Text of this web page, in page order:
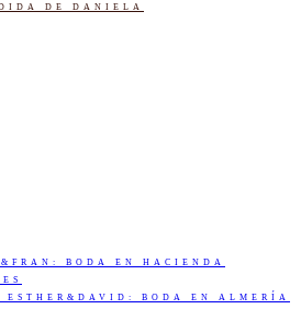
DE DANIELA
BODA EN HACIENDA
ESTHER&DAVID: BODA EN ALMERÍA